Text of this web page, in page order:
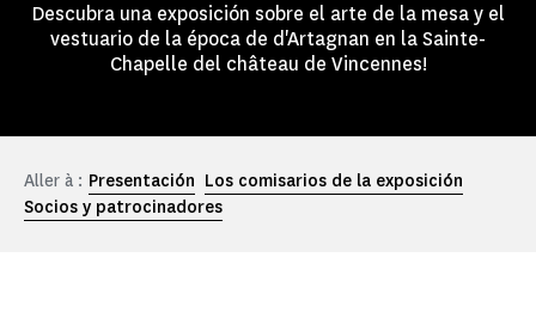
Descubra una exposición sobre el arte de la mesa y el
vestuario de la época de d'Artagnan en la Sainte-
Chapelle del château de Vincennes!
Aller à : Presentación Los comisarios de la exposición
Socios y patrocinadores